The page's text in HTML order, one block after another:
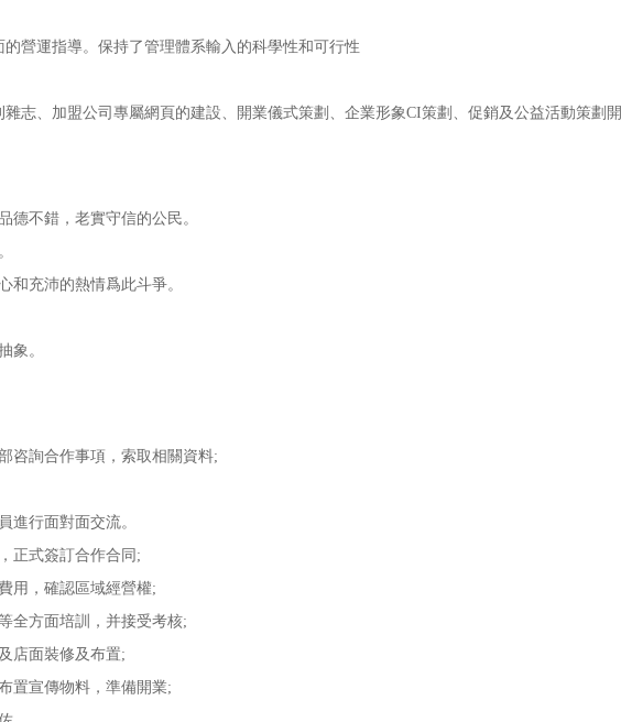
運指導。保持了管理體系輸入的科學性和可行性
、加盟公司專屬網頁的建設、開業儀式策劃、企業形象CI策劃、促銷及公益活動策劃開
不錯，老實守信的公民。
充沛的熱情爲此斗爭。
象。
詢合作事項，索取相關資料;
行面對面交流。
正式簽訂合作合同;
用，確認區域經營權;
方面培訓，并接受考核;
店面裝修及布置;
宣傳物料，準備開業;